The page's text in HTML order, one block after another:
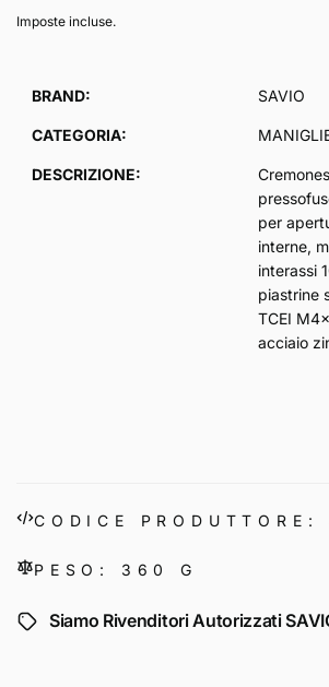
Imposte incluse.
BRAND:
CATEGORIA:
DESCRIZIONE:
SAVIO
per
interne,
interassi
piastrine
TCEI
acciaio
CODICE
PESO: 360 G
Siamo Rivenditori Autorizzati